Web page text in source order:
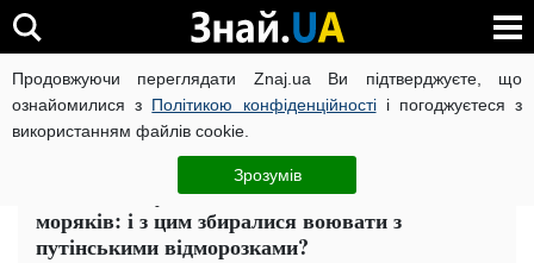
Продовжуючи переглядати Znaj.ua Ви підтверджуєте, що
ознайомилися з Політикою конфіденційностіі погоджуєтеся з
використанням файлів cookie.
Зрозумів
ВІЙНА РОСІЇ ПРОТИ УКРАЇНИ КОРОНАВІРУС В УКРАЇНІ
Суспільство ЧИТАТЬ НА РУССКОМ
ФСБ відзвітувала, що знайшли в наших
моряків: і з цим збиралися воювати з
путінськими відморозками?